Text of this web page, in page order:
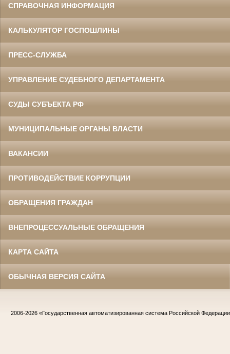
СПРАВОЧНАЯ ИНФОРМАЦИЯ
КАЛЬКУЛЯТОР ГОСПОШЛИНЫ
ПРЕСС-СЛУЖБА
УПРАВЛЕНИЕ СУДЕБНОГО ДЕПАРТАМЕНТА
СУДЫ СУБЪЕКТА РФ
МУНИЦИПАЛЬНЫЕ ОРГАНЫ ВЛАСТИ
ВАКАНСИИ
ПРОТИВОДЕЙСТВИЕ КОРРУПЦИИ
ОБРАЩЕНИЯ ГРАЖДАН
ВНЕПРОЦЕССУАЛЬНЫЕ ОБРАЩЕНИЯ
КАРТА САЙТА
ОБЫЧНАЯ ВЕРСИЯ САЙТА
2006-2026 «Государственная автоматизированная система Российской